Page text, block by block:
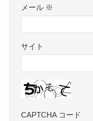
メール ※
サイト
CAPTCHA コード